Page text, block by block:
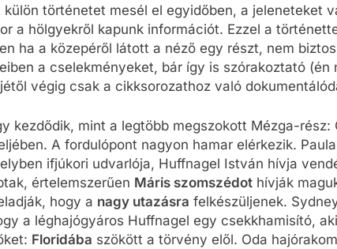
külön történetet mesél el egyidőben, a jeleneteket
a hölgyekről kapunk információt. Ezzel a
ha a közepéről látott a néző egy részt, nem
a cselekményeket, bár így is szórakoztató
végig csak a cikksorozathoz való
kezdődik, mint a legtöbb megszokott Mézga-rész:
A fordulópont nagyon hamar elérkezik.
ifjúkori udvarlója, Huffnagel István hívja
értelemszerűen Máris szomszédot hívják
hogy a nagy utazásra felkészüljenek.
a léghajógyáros Huffnagel egy csekkhamisító,
Floridába szökött a törvény elől. Oda